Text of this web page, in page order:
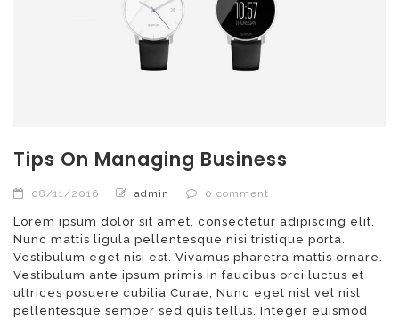
Tips On Managing Business
08/11/2016 admin 0 comment
Lorem ipsum dolor sit amet, consectetur adipiscing elit.
Nunc mattis ligula pellentesque nisi tristique porta.
Vestibulum eget nisi est. Vivamus pharetra mattis ornare.
Vestibulum ante ipsum primis in faucibus orci luctus et
ultrices posuere cubilia Curae; Nunc eget nisl vel nisl
pellentesque semper sed quis tellus. Integer euismod